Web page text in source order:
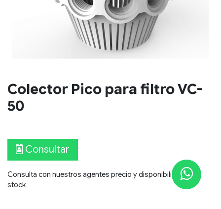
Colector Pico para filtro VC-
50
Consultar​​
Consulta con nuestros agentes precio y disponibilidad de
stock